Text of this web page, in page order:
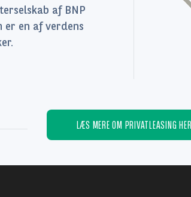
af BNP
er en af verdens
LÆS MERE OM PRIVATLEASING HER